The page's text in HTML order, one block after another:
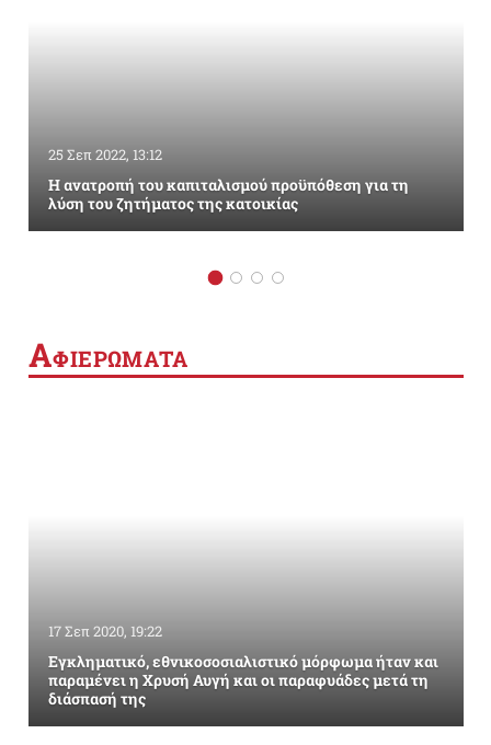
25 Σεπ 2022, 13:12
Η ανατροπή του καπιταλισμού προϋπόθεση για τη
λύση του ζητήματος της κατοικίας
ΑΦΙΕΡΩΜΑΤΑ
17 Σεπ 2020, 19:22
Εγκληματικό, εθνικοσοσιαλιστικό μόρφωμα ήταν και
παραμένει η Χρυσή Αυγή και οι παραφυάδες μετά τη
διάσπασή της